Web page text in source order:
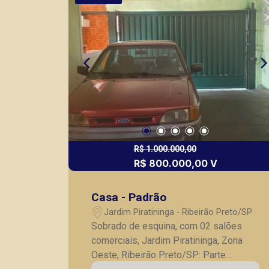
locação, vendas de imóveis prontos,
usados ou mesmo nos principais
lançamentos da cidade de Ribeirão
Preto.
R$ 1.000.000,00
R$ 800.000,00 V
Casa - Padrão
Jardim Piratininga - Ribeirão Preto/SP
Sobrado de esquina, com 02 salões
comerciais, Jardim Piratininga, Zona
Oeste, Ribeirão Preto/SP: Parte